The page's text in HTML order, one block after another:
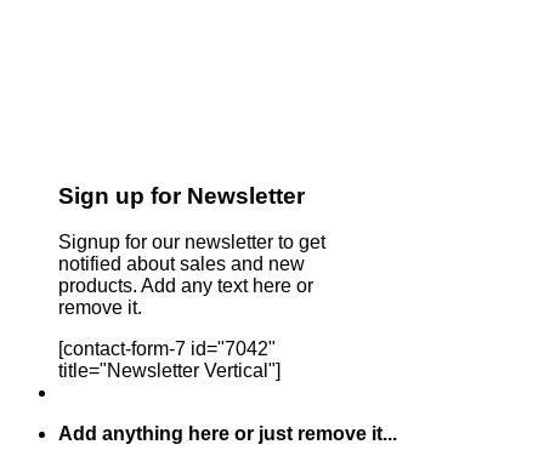
Sign up for Newsletter
Signup for our newsletter to get
notified about sales and new
products. Add any text here or
remove it.
[contact-form-7 id="7042"
title="Newsletter Vertical"]
Add anything here or just remove it...